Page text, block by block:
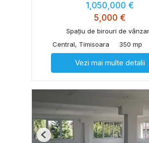
1,050,000 €
5,000 €
Spațiu de birouri de
Central, Timisoara
350 mp
Vezi mai multe detalii
Previous